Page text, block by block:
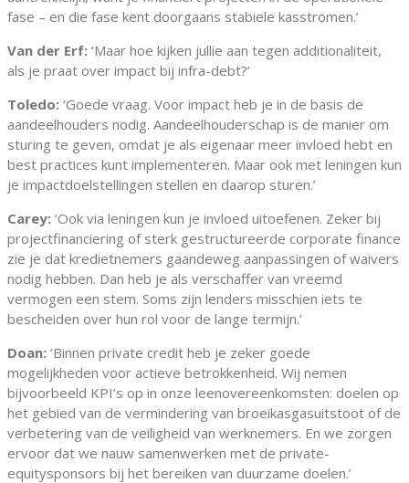
fase – en die fase kent doorgaans stabiele kasstromen.’
Van der Erf: ‘Maar hoe kijken jullie aan tegen additionaliteit,
als je praat over impact bij infra-debt?’
Toledo: ‘Goede vraag. Voor impact heb je in de basis de
aandeelhouders nodig. Aandeelhouderschap is de manier om
sturing te geven, omdat je als eigenaar meer invloed hebt en
best practices kunt implementeren. Maar ook met leningen kun
je impactdoelstellingen stellen en daarop sturen.’
Carey: ‘Ook via leningen kun je invloed uitoefenen. Zeker bij
projectfinanciering of sterk gestructureerde corporate finance
zie je dat kredietnemers gaandeweg aanpassingen of waivers
nodig hebben. Dan heb je als verschaffer van vreemd
vermogen een stem. Soms zijn lenders misschien iets te
bescheiden over hun rol voor de lange termijn.’
Doan: ‘Binnen private credit heb je zeker goede
mogelijkheden voor actieve betrokkenheid. Wij nemen
bijvoorbeeld KPI’s op in onze leenovereenkomsten: doelen op
het gebied van de vermindering van broeikasgasuitstoot of de
verbetering van de veiligheid van werknemers. En we zorgen
ervoor dat we nauw samenwerken met de private-
equitysponsors bij het bereiken van duurzame doelen.’